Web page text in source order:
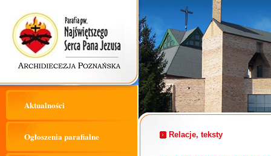
Aktualności
Ogłoszenia parafialne Relacje, teksty